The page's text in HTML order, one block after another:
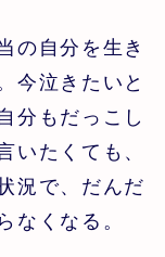
の自分を生き
今泣きたいと
分もだっこし
いたくても、
況で、だんだ
なくなる。